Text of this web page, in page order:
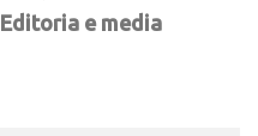
Editoria e media